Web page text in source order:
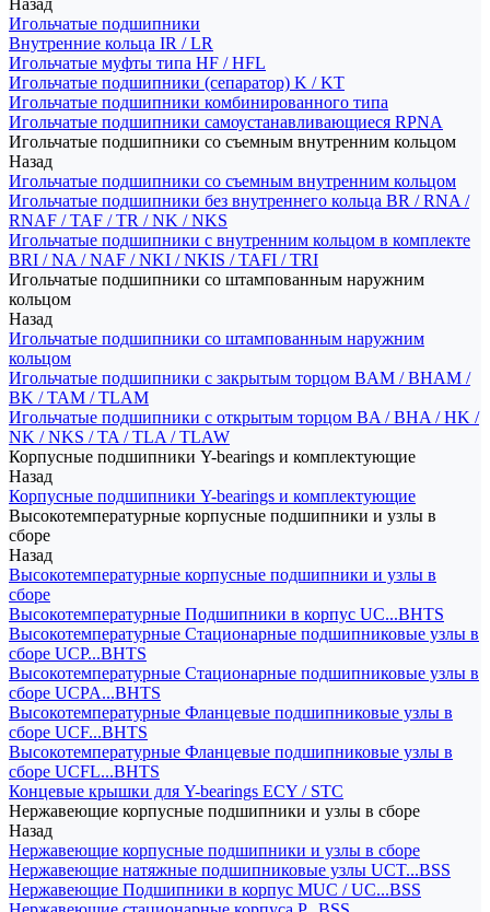
Назад
Игольчатые подшипники
Внутренние кольца IR / LR
Игольчатые муфты типа HF / HFL
Игольчатые подшипники (сепаратор) K / KT
Игольчатые подшипники комбинированного типа
Игольчатые подшипники самоустанавливающиеся RPNA
Игольчатые подшипники со съемным внутренним кольцом
Назад
Игольчатые подшипники со съемным внутренним кольцом
Игольчатые подшипники без внутреннего кольца BR / RNA /
RNAF / TAF / TR / NK / NKS
Игольчатые подшипники с внутренним кольцом в комплекте
BRI / NA / NAF / NKI / NKIS / TAFI / TRI
Игольчатые подшипники со штампованным наружним
кольцом
Назад
Игольчатые подшипники со штампованным наружним
кольцом
Игольчатые подшипники с закрытым торцом BAM / BHAM /
BK / TAM / TLAM
Игольчатые подшипники с открытым торцом BA / BHA / HK /
NK / NKS / TA / TLA / TLAW
Корпусные подшипники Y-bearings и комплектующие
Назад
Корпусные подшипники Y-bearings и комплектующие
Высокотемпературные корпусные подшипники и узлы в
сборе
Назад
Высокотемпературные корпусные подшипники и узлы в
сборе
Высокотемпературные Подшипники в корпус UC...BHTS
Высокотемпературные Стационарные подшипниковые узлы в
сборе UCP...BHTS
Высокотемпературные Стационарные подшипниковые узлы в
сборе UCPA...BHTS
Высокотемпературные Фланцевые подшипниковые узлы в
сборе UCF...BHTS
Высокотемпературные Фланцевые подшипниковые узлы в
сборе UCFL...BHTS
Концевые крышки для Y-bearings ECY / STC
Нержавеющие корпусные подшипники и узлы в сборе
Назад
Нержавеющие корпусные подшипники и узлы в сборе
Нержавеющие натяжные подшипниковые узлы UCT...BSS
Нержавеющие Подшипники в корпус MUC / UC...BSS